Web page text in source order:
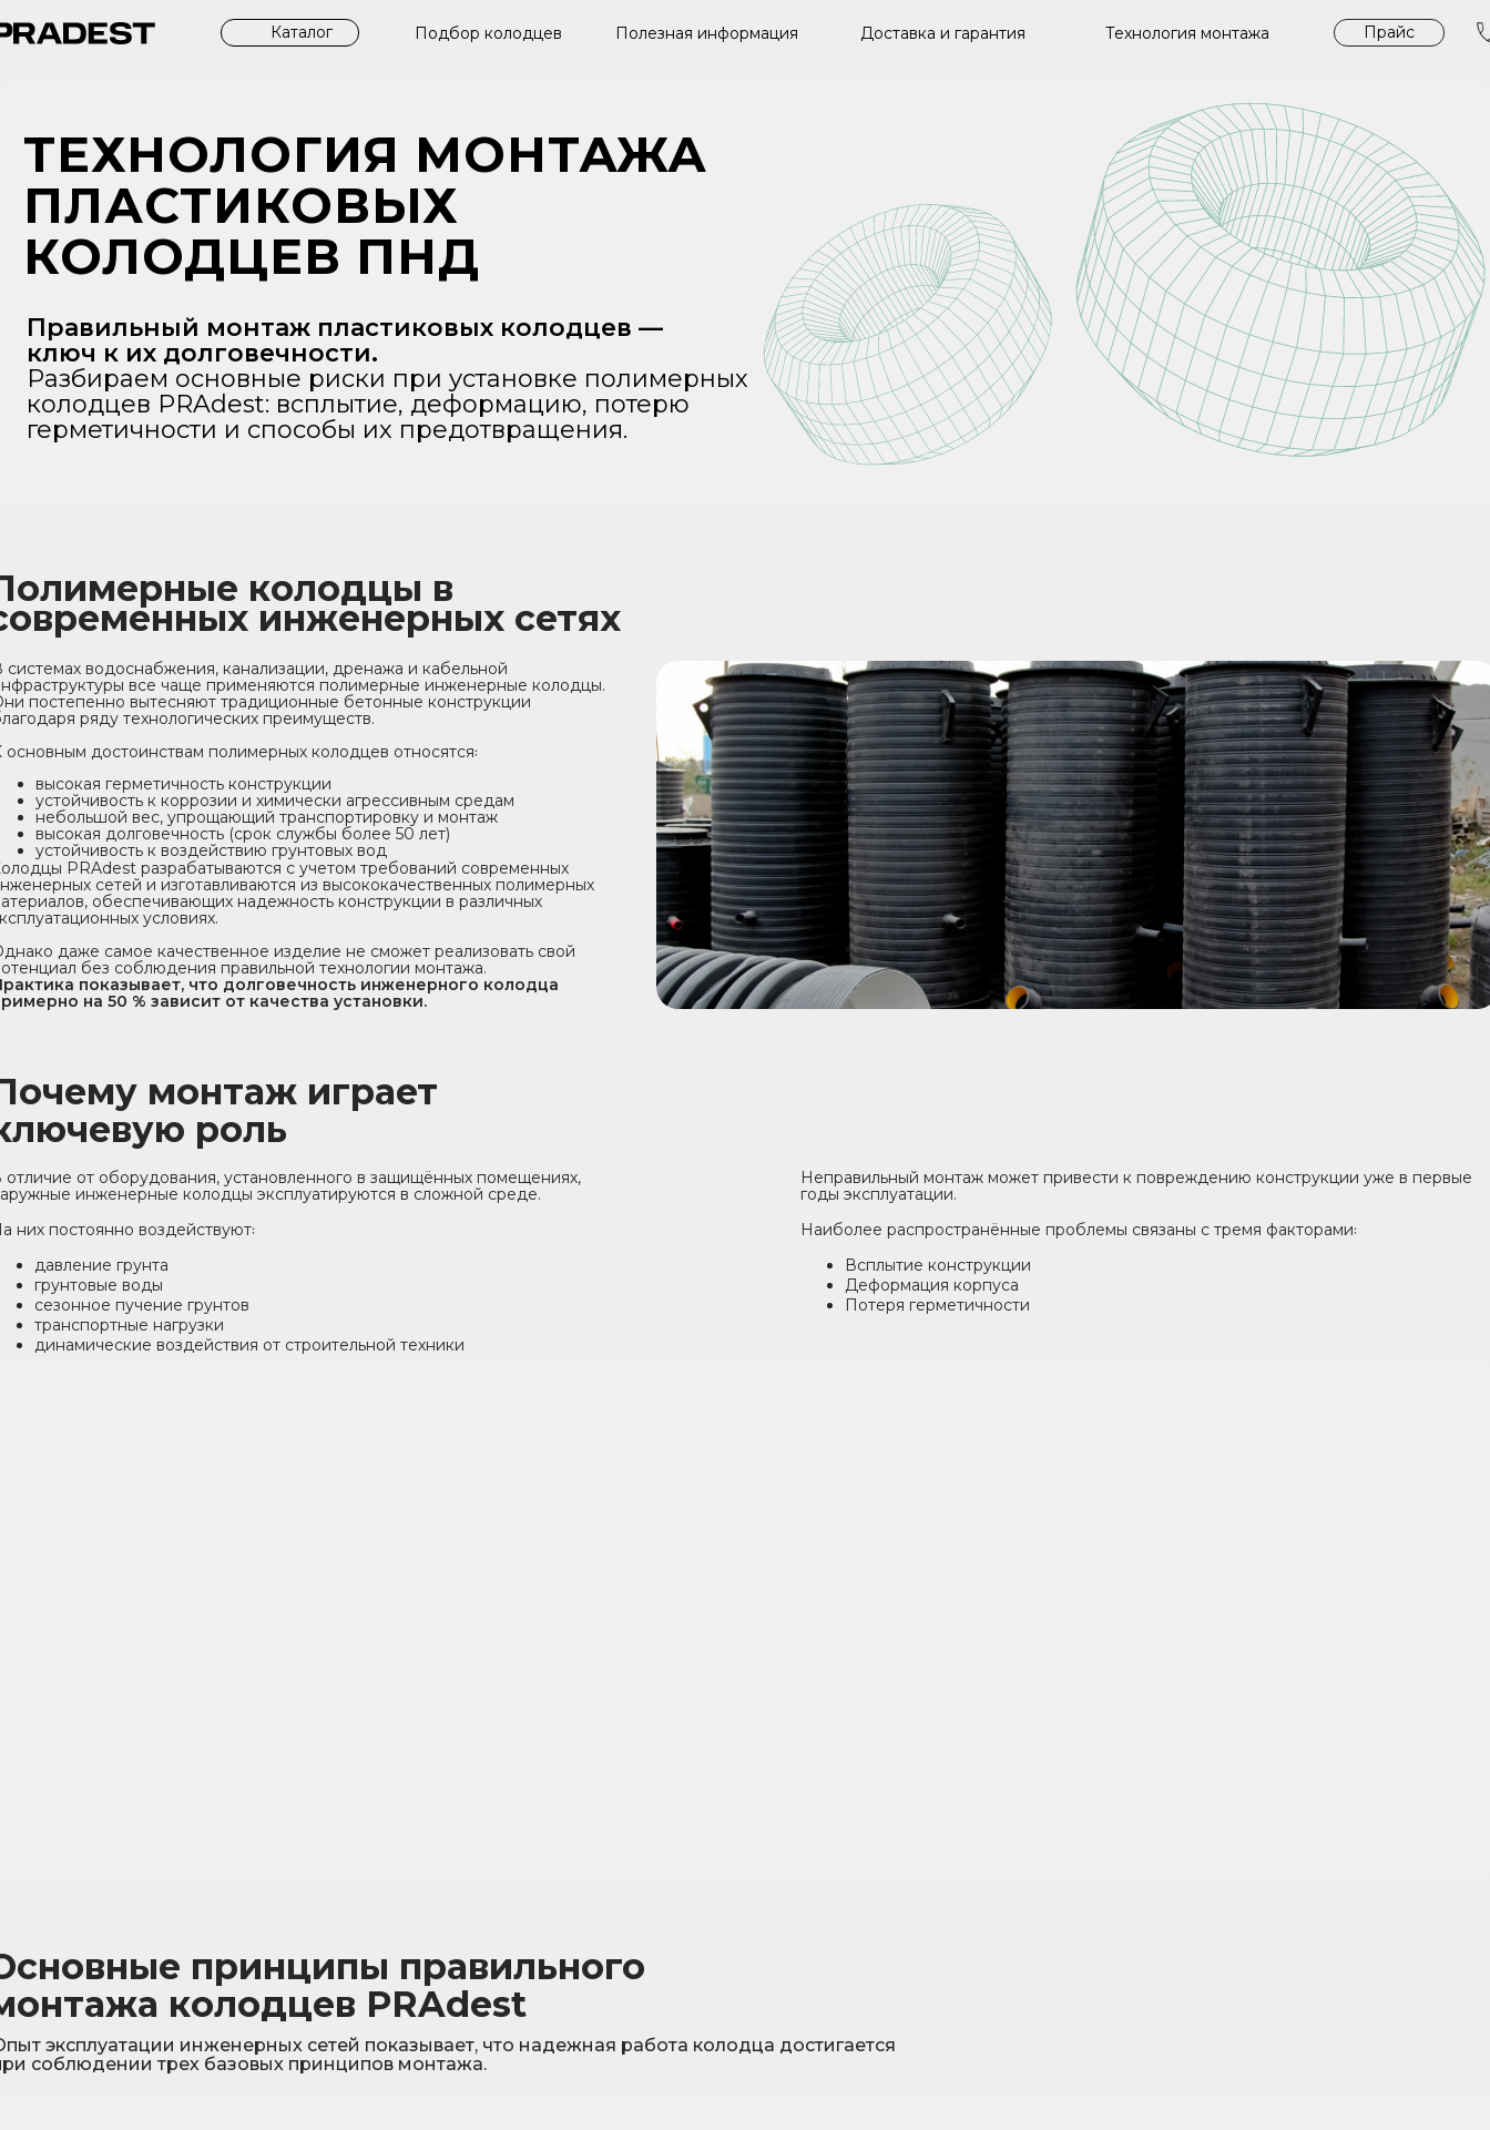
Подбор колодцев Прайс
Доставка и гарантия
Полезная информация
Каталог Технология монтажа
ТЕХНОЛОГИЯ МОНТАЖА
ПЛАСТИКОВЫХ
КОЛОДЦЕВ ПНД
Правильный монтаж пластиковых колодцев —
ключ к их долговечности.
Разбираем основные риски при установке полимерных
колодцев PRAdest: всплытие, деформацию, потерю
герметичности и способы их предотвращения.
колодцы в
инженерных сетях
системах водоснабжения, канализации, дренажа и кабельной
все чаще применяются полимерные инженерные колодцы.
постепенно вытесняют традиционные бетонные конструкции
ряду технологических преимуществ.
основным достоинствам полимерных колодцев относятся꞉
высокая герметичность конструкции
устойчивость к коррозии и химически агрессивным средам
небольшой вес, упрощающий транспортировку и монтаж
высокая долговечность (срок службы более 50 лет)
устойчивость к воздействию грунтовых вод
PRAdest разрабатываются с учетом требований современных
сетей и изготавливаются из высококачественных полимерных
обеспечивающих надежность конструкции в различных
условиях.
даже самое качественное изделие не сможет реализовать свой
без соблюдения правильной технологии монтажа.
показывает, что долговечность инженерного колодца
на 50 % зависит от качества установки.
монтаж играет
роль
отличие от оборудования, установленного в защищённых помещениях,
инженерные колодцы эксплуатируются в сложной среде.
них постоянно воздействуют꞉
давление грунта
грунтовые воды
сезонное пучение грунтов
транспортные нагрузки
динамические воздействия от строительной техники
Неправильный монтаж может привести к повреждению конструкции уже в первые
годы эксплуатации.
Наиболее распространённые проблемы связаны с тремя факторами꞉
Всплытие конструкции
Деформация корпуса
Потеря герметичности
принципы правильного
колодцев PRAdest
эксплуатации инженерных сетей показывает, что надежная работа колодца достигается
соблюдении трех базовых принципов монтажа.